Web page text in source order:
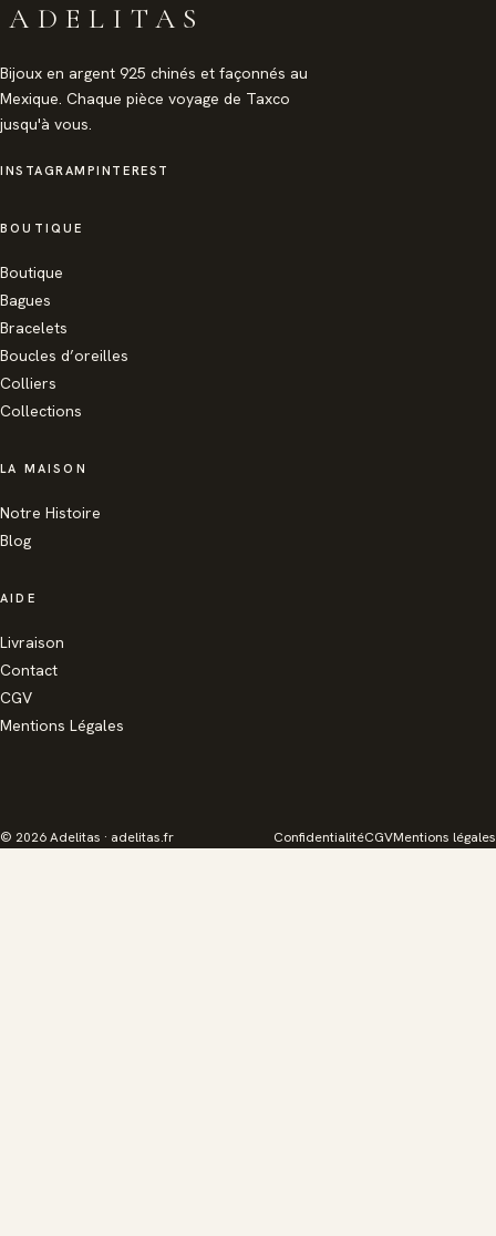
ADELITAS
Bijoux en argent 925 chinés et façonnés au
Mexique. Chaque pièce voyage de Taxco
jusqu'à vous.
INSTAGRAM PINTEREST
BOUTIQUE
Boutique
Bagues
Bracelets
Boucles d’oreilles
Colliers
Collections
LA MAISON
Notre Histoire
Blog
AIDE
Livraison
Contact
CGV
Mentions Légales
© 2026 Adelitas · adelitas.fr ConfidentialitéCGVMentions légales